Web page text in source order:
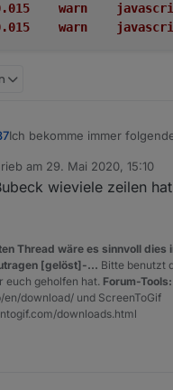
Ich bekomme immer
16:59:25.540	info
16:59:40.013	warn
am 29. Mai 2020, 15:10
editiert von
wieviele zeilen
Thread wäre es sinnvoll
[gelöst]-... Bitte benutzt
euch geholfen hat. Forum-Tools:
download/ und ScreenToGif
downloads.html